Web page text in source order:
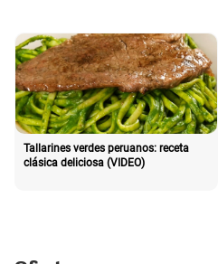
Tallarines verdes peruanos: receta
clásica deliciosa (VIDEO)